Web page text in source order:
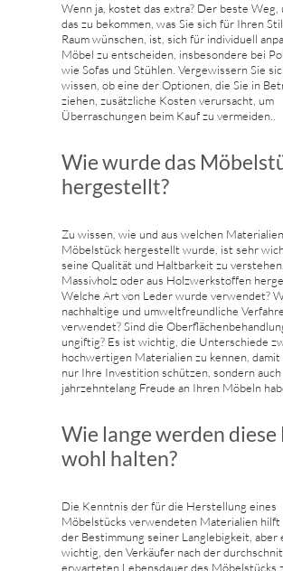
Wenn ja, kostet das extra? Der beste Weg,
das zu bekommen, was Sie sich für Ihren
Raum wünschen, ist, sich für individuell
Möbel zu entscheiden, insbesondere bei
wie Sofas und Stühlen. Vergewissern Sie
wissen, ob eine der Optionen, die Sie in
ziehen, zusätzliche Kosten verursacht, um
Überraschungen beim Kauf zu vermeiden..
Wie wurde das
hergestellt?
Zu wissen, wie und aus welchen
Möbelstück hergestellt wurde, ist sehr
seine Qualität und Haltbarkeit zu
Massivholz oder aus Holzwerkstoffen
Welche Art von Leder wurde verwendet?
nachhaltige und umweltfreundliche
verwendet? Sind die
ungiftig? Es ist wichtig, die Unterschiede
hochwertigen Materialien zu kennen, damit
nur Ihre Investition schützen, sondern auch
jahrzehntelang Freude an Ihren Möbeln
Wie lange werden diese
wohl halten?
Die Kenntnis der für die Herstellung eines
Möbelstücks verwendeten Materialien hilft
der Bestimmung seiner Langlebigkeit, aber
wichtig, den Verkäufer nach der
erwarteten Lebensdauer des Möbelstücks